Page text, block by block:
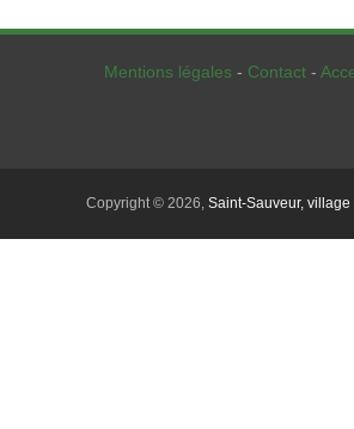
Mentions légales - Contact -
Copyright © 2026, Saint-Sauveur, village